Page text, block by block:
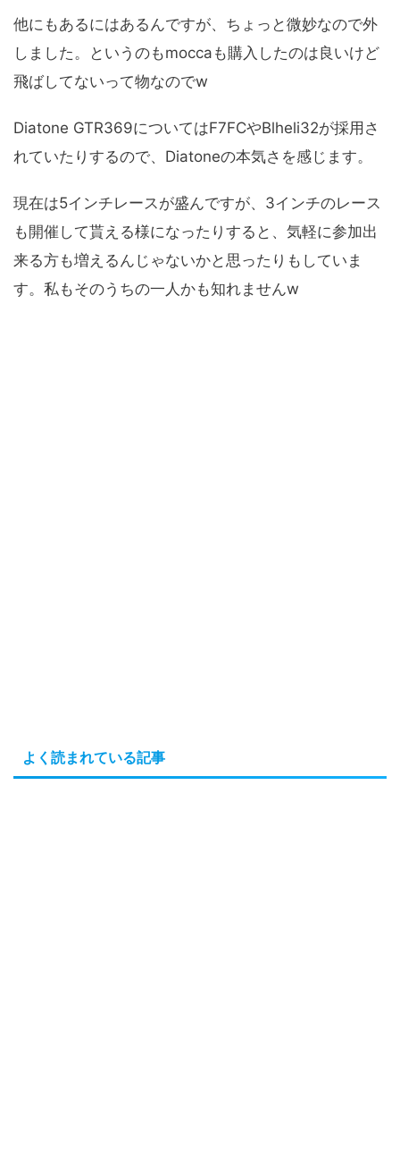
他にもあるにはあるんですが、ちょっと微妙なので外
しました。というのもmoccaも購入したのは良いけど
飛ばしてないって物なのでw
Diatone GTR369についてはF7FCやBlheli32が採用さ
れていたりするので、Diatoneの本気さを感じます。
現在は5インチレースが盛んですが、3インチのレース
も開催して貰える様になったりすると、気軽に参加出
来る方も増えるんじゃないかと思ったりもしていま
す。私もそのうちの一人かも知れませんw
よく読まれている記事